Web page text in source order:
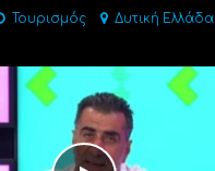
Τουρισμός Δυτική Ελλάδα